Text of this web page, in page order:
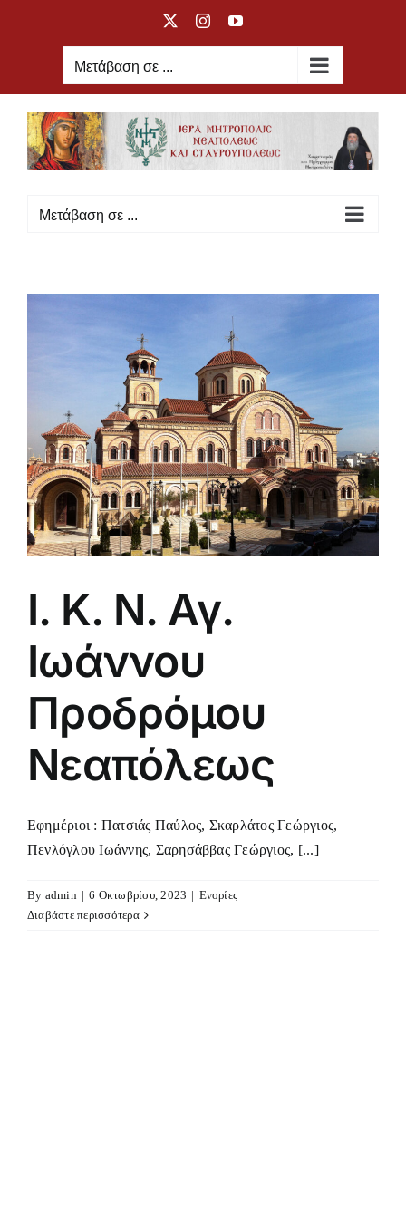
X InstagramYouTube
Μετάβαση σε ...
Μετάβαση σε ...
Ι. Κ. Ν. Αγ.
Ιωάννου
Προδρόμου
Νεαπόλεως
Εφημέριοι : Πατσιάς Παύλος, Σκαρλάτος Γεώργιος,
Πενλόγλου Ιωάννης, Σαρησάββας Γεώργιος, [...]
By admin | 6 Οκτωβρίου, 2023 | Eνορίες
Διαβάστε περισσότερα